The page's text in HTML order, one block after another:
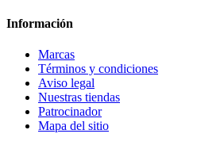
Información
Marcas
Términos y condiciones
Aviso legal
Nuestras tiendas
Patrocinador
Mapa del sitio